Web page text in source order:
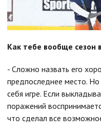
Как тебе вообще сезон
- Сложно назвать его
предпоследнее место. Но
себя игре. Если
поражений
что сделал все